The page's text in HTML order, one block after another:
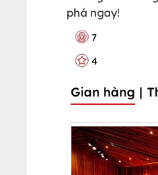
phá ngay!
7
4
Gian hàng |